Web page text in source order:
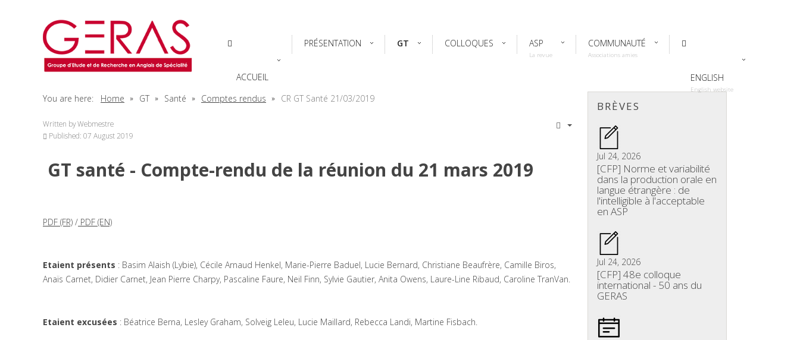
ACCUEIL
PRÉSENTATION GT COLLOQUES ASP
La revue
COMMUNAUTÉ
Associations amies
ENGLISH
English website
You are here: Home GT Santé Comptes rendus CR GT Santé 21/03/2019
Written byWebmestre
Published: 07 August 2019
GT santé - Compte-rendu de la réunion du 21 mars 2019
PDF (FR) / PDF (EN)
Etaient présents : Basim Alaish (Lybie), Cécile Arnaud Henkel, Marie-Pierre Baduel, Lucie Bernard, Christiane Beaufrère, Camille Biros,
Anaïs Carnet, Didier Carnet, Jean Pierre Charpy, Pascaline Faure, Neil Finn, Sylvie Gautier, Anita Owens, Laure-Line Ribaud, Caroline TranVan.
Etaient excusées : Béatrice Berna, Lesley Graham, Solveig Leleu, Lucie Maillard, Rebecca Landi, Martine Fisbach.
BRÈVES
Jul 24, 2026
[CFP] Norme et variabilité
dans la production orale en
langue étrangère : de
l'intelligible à l'acceptable
en ASP
Jul 24, 2026
[CFP] 48e colloque
international - 50 ans du
GERAS